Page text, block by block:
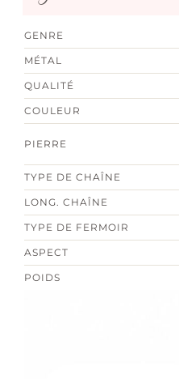
GENRE
MÉTAL
QUALITÉ
COULEUR
PIERRE
TYPE DE CHAÎNE
LONG. CHAÎNE
TYPE DE FERMOIR
ASPECT
POIDS